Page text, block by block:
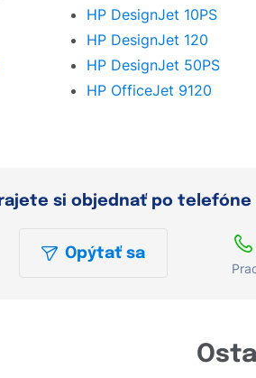
HP DesignJet 10PS
HP DesignJet 120
HP DesignJet 50PS
HP OfficeJet 9120
si objednať po
Opýtať sa